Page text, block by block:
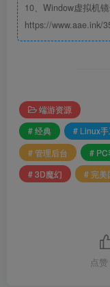
10、Window虚拟机
https://www.aae.ink/
端游资源
# 经典
# Linux
# 管理后台
# PC
# 3D魔幻
# 完美
点赞